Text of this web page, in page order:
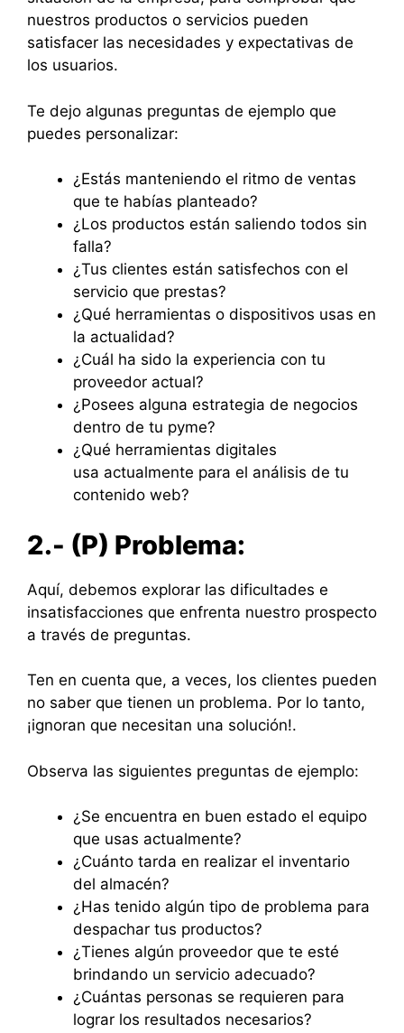
nuestros productos o servicios pueden
satisfacer las necesidades y expectativas de
los usuarios.
Te dejo algunas preguntas de ejemplo que
puedes personalizar:
¿Estás manteniendo el ritmo de ventas
que te habías planteado?
¿Los productos están saliendo todos sin
falla?
¿Tus clientes están satisfechos con el
servicio que prestas?
¿Qué herramientas o dispositivos usas en
la actualidad?
¿Cuál ha sido la experiencia con tu
proveedor actual?
¿Posees alguna estrategia de negocios
dentro de tu pyme?
¿Qué herramientas digitales
usa actualmente para el análisis de tu
contenido web?
2.- (P) Problema:
Aquí, debemos explorar las dificultades e
insatisfacciones que enfrenta nuestro prospecto
a través de preguntas.
Ten en cuenta que, a veces, los clientes pueden
no saber que tienen un problema. Por lo tanto,
¡ignoran que necesitan una solución!.
Observa las siguientes preguntas de ejemplo:
¿Se encuentra en buen estado el equipo
que usas actualmente?
¿Cuánto tarda en realizar el inventario
del almacén?
¿Has tenido algún tipo de problema para
despachar tus productos?
¿Tienes algún proveedor que te esté
brindando un servicio adecuado?
¿Cuántas personas se requieren para
lograr los resultados necesarios?